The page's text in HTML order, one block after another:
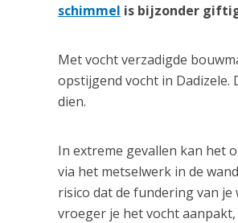
schimmel is bijzonder
Met vocht verzadigde
opstijgend vocht in
dien.
In extreme gevallen kan het
via het metselwerk in de
risico dat de fundering van
vroeger je het vocht